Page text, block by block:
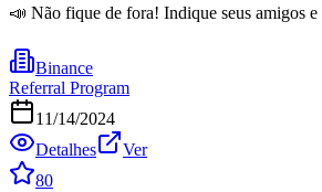
📣 Não fique de fora! Indique seus amigos
Binance
Referral Program
11/14/2024
Detalhes
Ver
80